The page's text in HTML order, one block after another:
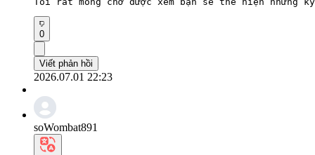
0
Viết phản hồi
2026.07.01 22:23
soWombat891